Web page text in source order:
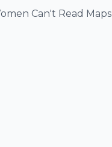
Can't Read Maps